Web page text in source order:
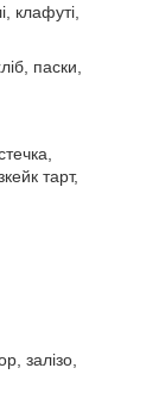
клафуті,
паски,
тарт,
залізо,